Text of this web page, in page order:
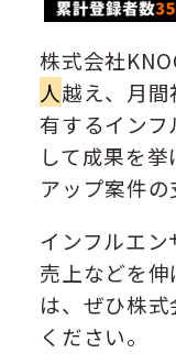
株式会社
人越え、月
有するイン
して成果を
アップ案件の
インフルエ
売上などを
は、ぜひ株
ください。